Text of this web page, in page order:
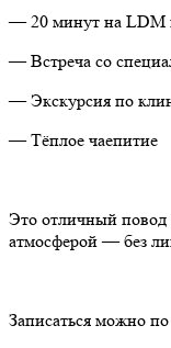
— 20 минут на LDM
— Встреча со
— Экскурсия по
— Тёплое чаепитие
Это отличный повод
атмосферой — без
Записаться можно